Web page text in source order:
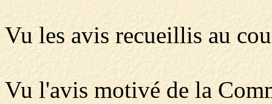
Vu les avis recueillis au
Vu l'avis motivé de la